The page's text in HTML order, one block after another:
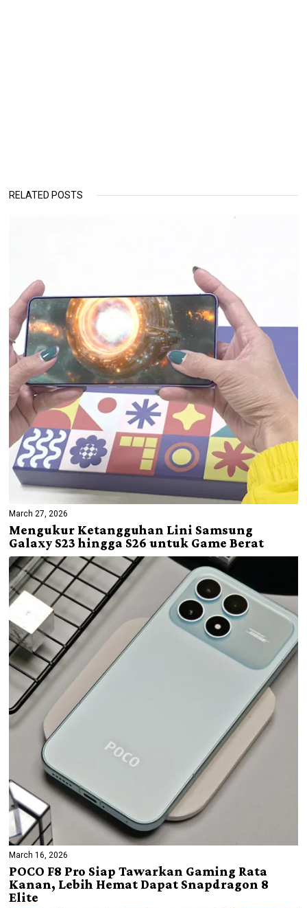
RELATED POSTS
March 27, 2026
Mengukur Ketangguhan Lini Samsung
Galaxy S23 hingga S26 untuk Game Berat
March 16, 2026
POCO F8 Pro Siap Tawarkan Gaming Rata
Kanan, Lebih Hemat Dapat Snapdragon 8
Elite